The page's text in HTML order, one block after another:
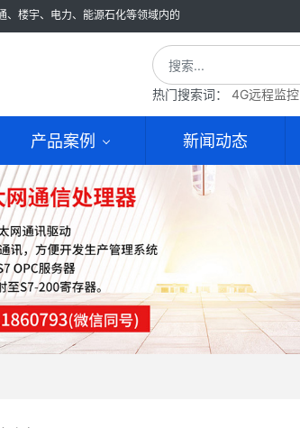
、楼宇、电力、能源石化等领域内的
热门搜索词： 4G远程监控
产品案例 新闻动态